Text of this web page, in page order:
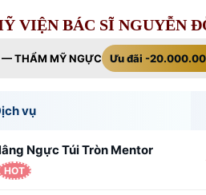
VIỆN BÁC SĨ NGUYỄN
— THẨM MỸ NGỰC Ưu đãi -
vụ
Ngực Túi Tròn Mentor
HOT